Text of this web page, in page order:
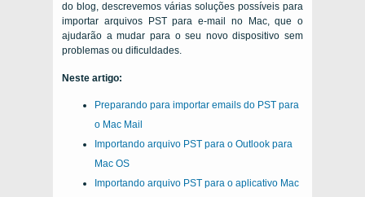
do blog, descrevemos várias soluções possíveis para
importar arquivos PST para e-mail no Mac, que o
ajudarão a mudar para o seu novo dispositivo sem
problemas ou dificuldades.
Neste artigo:
Preparando para importar emails do PST para
o Mac Mail
Importando arquivo PST para o Outlook para
Mac OS
Importando arquivo PST para o aplicativo Mac